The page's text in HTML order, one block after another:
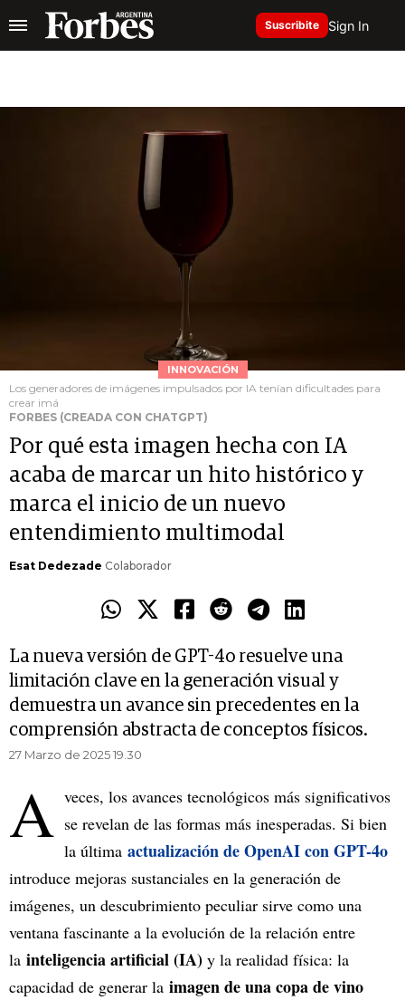
Suscribite Sign In
INNOVACIÓN
Los generadores de imágenes impulsados por IA tenían dificultades para
crear imá
FORBES (CREADA CON CHATGPT)
Por qué esta imagen hecha con IA
acaba de marcar un hito histórico y
marca el inicio de un nuevo
entendimiento multimodal
Esat Dedezade Colaborador
La nueva versión de GPT-4o resuelve una
limitación clave en la generación visual y
demuestra un avance sin precedentes en la
comprensión abstracta de conceptos físicos.
27 Marzo de 2025 19.30
A veces, los avances tecnológicos más significativos
se revelan de las formas más inesperadas. Si bien
la última actualización de OpenAI con GPT-4o
introduce mejoras sustanciales en la generación de
imágenes, un descubrimiento peculiar sirve como una
ventana fascinante a la evolución de la relación entre
la inteligencia artificial (IA) y la realidad física: la
capacidad de generar la imagen de una copa de vino